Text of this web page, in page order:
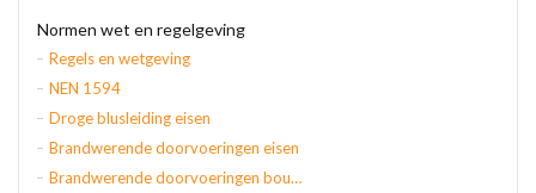
Normen wet en regelgeving
Regels en wetgeving
NEN 1594
Droge blusleiding eisen
Brandwerende doorvoeringen eisen
Brandwerende doorvoeringen bouwbesluit